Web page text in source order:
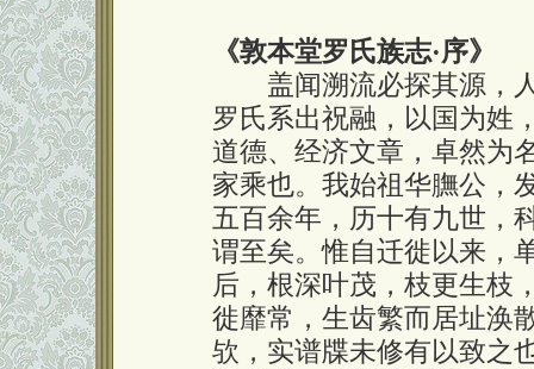
《敦本堂罗氏族志·序》
盖闻溯流必探其源，人
罗氏系出祝融，以国为姓
道德、经济文章，卓然为
家乘也。我始祖华膴公，
五百余年，历十有九世，
谓至矣。惟自迁徙以来，
后，根深叶茂，枝更生枝
徙靡常，生齿繁而居址涣
欤，实谱牒未修有以致之